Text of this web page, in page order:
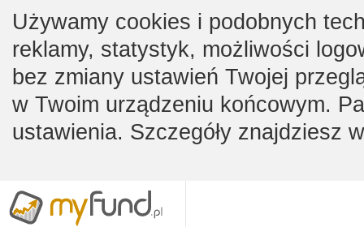
Używamy cookies i podobnych
reklamy, statystyk, możliwości
bez zmiany ustawień Twojej
w Twoim urządzeniu końcowym.
ustawienia. Szczegóły znajdziesz